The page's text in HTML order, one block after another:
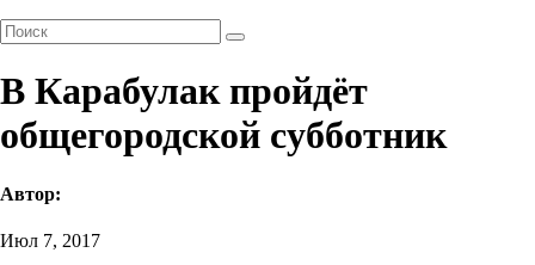
В Карабулак пройдёт
общегородской субботник
Автор:
Июл 7, 2017